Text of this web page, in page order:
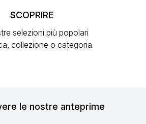
SCOPRIRE
selezioni più popolari
collezione o categoria.
le nostre anteprime